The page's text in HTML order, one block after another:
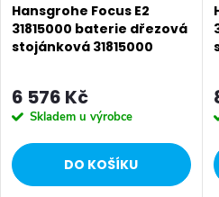
Hansgrohe Focus E2
31815000 baterie dřezová
stojánková 31815000
6 576 Kč
Skladem u výrobce
DO KOŠÍKU